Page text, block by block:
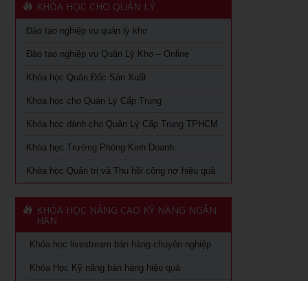
Văn hóa lấy khách hàng làm trung tâm: từ chiến lược đến
hành động
Chuyên khảo Nói chuyện làm ăn dưới góc nhìn phong
Khóa học livestream bán hàng chuyên nghiệp
Cách đăng bán hàng trên Facebook hiệu quả
Khóa học Digital Marketing dành cho CMO
Khoá học Kinh Doanh online chuyên nghiệp
Khóa học Quản trị và Thu hồi công nợ hiệu quả
Học cách kiểm soát tài chính doanh nghiệp tại tphcm
Học phong thủy ứng dụng tại TPHCM
Chiến lược nguồn nhân lực trong thời kỳ 4.0
Kỹ Năng Lãnh Đạo Cao Cấp
khóa học kaizen 5s – hiểu đúng và làm đúng
Khóa học Quản trị mua hàng
Tuyển dụng, giữ và sa thải nhân viên
KHÓA HỌC CHO QUẢN LÝ
Đào tạo nghiệp vụ quản lý kho
Đào tạo nghiệp vụ Quản Lý Kho – Online
Khóa học Quản Đốc Sản Xuất
Khóa học cho Quản Lý Cấp Trung
Khóa học dành cho Quản Lý Cấp Trung TPHCM
Khóa học Trưởng Phòng Kinh Doanh
Khóa học Quản trị và Thu hồi công nợ hiệu quả
KHÓA HỌC NÂNG CAO KỸ NĂNG NGẮN
HẠN
Khóa học livestream bán hàng chuyên nghiệp
Khóa Học Kỹ năng bán hàng hiệu quả